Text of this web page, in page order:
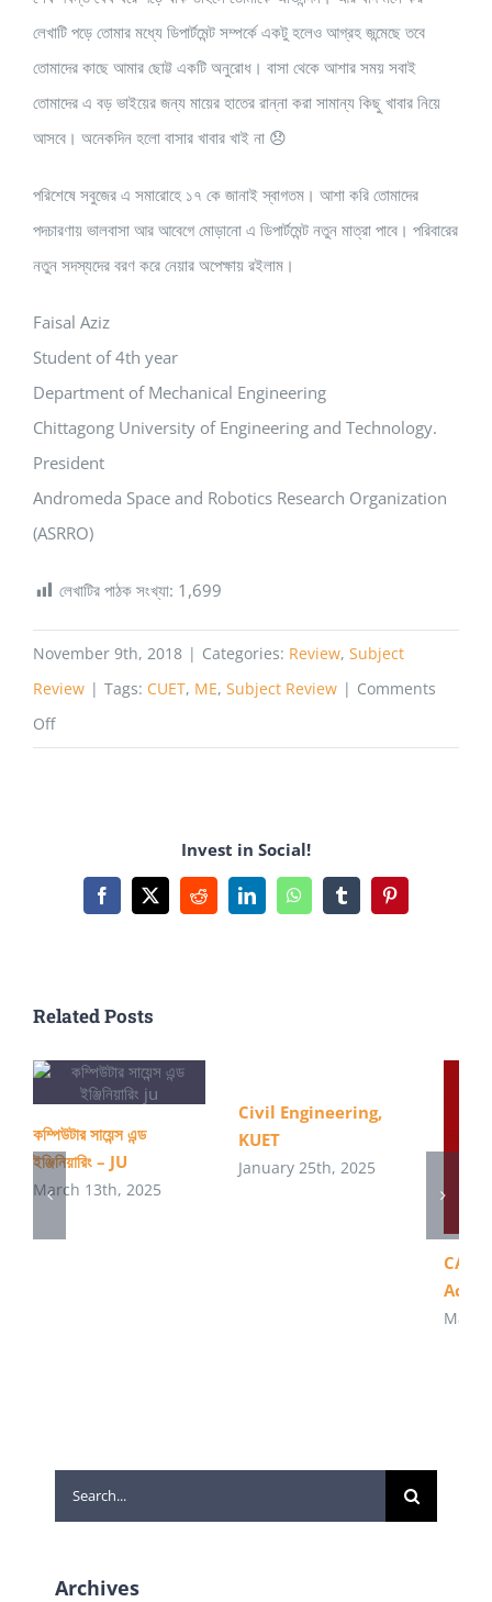
লেখাটি পড়ে তোমার মধ্যে ডিপার্টমেন্ট সম্পর্কে একটু হলেও আগ্রহ জন্মেছে তবে
তোমাদের কাছে আমার ছোট্ট একটি অনুরোধ। বাসা থেকে আশার সময় সবাই
তোমাদের এ বড় ভাইয়ের জন্য মায়ের হাতের রান্না করা সামান্য কিছু খাবার নিয়ে
আসবে। অনেকদিন হলো বাসার খাবার খাই না 😞
পরিশেষে সবুজের এ সমারোহে ১৭ কে জানাই স্বাগতম। আশা করি তোমাদের
পদচারণায় ভালবাসা আর আবেগে মোড়ানো এ ডিপার্টমেন্ট নতুন মাত্রা পাবে। পরিবারের
নতুন সদস্যদের বরণ করে নেয়ার অপেক্ষায় রইলাম।
Faisal Aziz
Student of 4th year
Department of Mechanical Engineering
Chittagong University of Engineering and Technology.
President
Andromeda Space and Robotics Research Organization
(ASRRO)
লেখাটির পাঠক সংখ্যা: 1,699
November 9th, 2018 | Categories: Review, Subject
Review | Tags: CUET, ME, Subject Review | Comments
Offon
Invest in Social!
Facebook
X RedditLinkedInWhatsAppTumblrPinterest
Related Posts
কম্পিউটার সায়েন্স এন্ড
ইঞ্জিনিয়ারিং – JU
March 13th, 2025
Civil Engineering,
KUET
January 25th, 2025
CA –
May
Search
for:
Archives